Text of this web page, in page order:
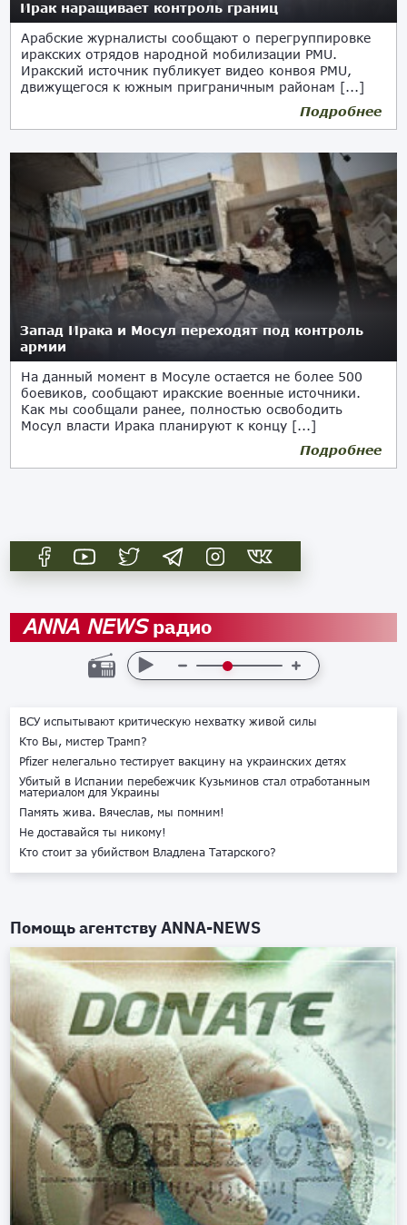
Ирак наращивает контроль границ
Арабские журналисты сообщают о перегруппировке
иракских отрядов народной мобилизации PMU.
Иракский источник публикует видео конвоя PMU,
движущегося к южным приграничным районам [...]
Подробнее
Запад Ирака и Мосул переходят под контроль
армии
На данный момент в Мосуле остается не более 500
боевиков, сообщают иракские военные источники.
Как мы сообщали ранее, полностью освободить
Мосул власти Ирака планируют к концу [...]
Подробнее
ANNA NEWSрадио
ВСУ испытывают критическую нехватку живой силы
Кто Вы, мистер Трамп?
Pfizer нелегально тестирует вакцину на украинских детях
Убитый в Испании перебежчик Кузьминов стал отработанным
материалом для Украины
Память жива. Вячеслав, мы помним!
Не доставайся ты никому!
Кто стоит за убийством Владлена Татарского?
Помощь агентствуANNA-NEWS